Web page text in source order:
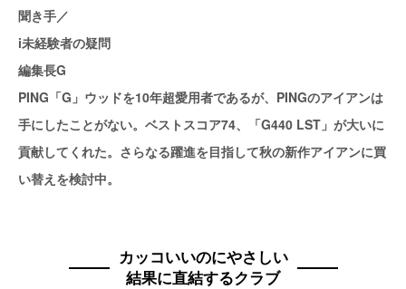
聞き手／
i未経験者の疑問
編集長G
PING「G」ウッドを10年超愛用者であるが、PINGのアイアンは
手にしたことがない。ベストスコア74、「G440 LST」が大いに
貢献してくれた。さらなる躍進を目指して秋の新作アイアンに買
い替えを検討中。
カッコいいのにやさしい
結果に直結するクラブ